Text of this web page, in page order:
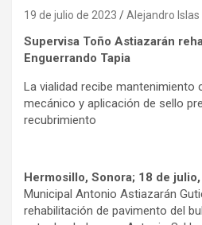
19 de julio de 2023 Alejandro Islas
Supervisa Toño Astiazarán
Enguerrando Tapia
La vialidad recibe mantenimiento
mecánico y aplicación de sello
recubrimiento
Hermosillo, Sonora; 18 de
Municipal Antonio Astiazarán
rehabilitación de pavimento del